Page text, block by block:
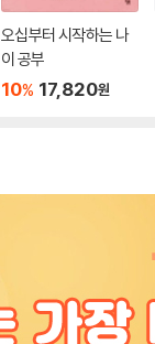
오십부터 시작하는 나
이 공부
10% 17,820원